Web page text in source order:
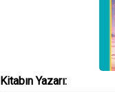
Kitabın Yazarı: